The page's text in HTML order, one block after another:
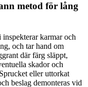
metod för lång
karmar och
och tar hand om
där färg släppt,
skador och
eller uttorkat
beslag demonteras vid